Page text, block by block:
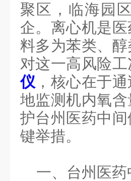
聚区，临海园
企。离心机是
料多为苯类、
对这一高风险
仪 ，核心在于
地监测机内氧
护台州医药中
键举措。
一、台州医